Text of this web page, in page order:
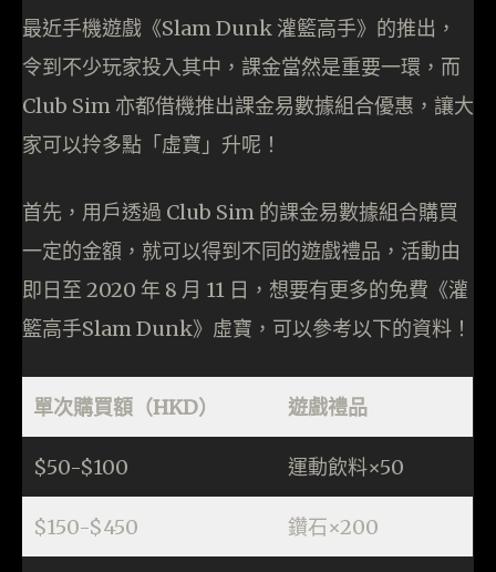
最近手機遊戲《Slam Dunk 灌籃高手》的推出，
令到不少玩家投入其中，課金當然是重要一環，而
Club Sim 亦都借機推出課金易數據組合優惠，讓大
家可以拎多點「虛寶」升呢！
首先，用戶透過 Club Sim 的課金易數據組合購買
一定的金額，就可以得到不同的遊戲禮品，活動由
即日至 2020 年 8 月 11 日，想要有更多的免費《灌
籃高手Slam Dunk》虛寶，可以參考以下的資料！
單次購買額（HKD） 遊戲禮品
$50-$100 運動飲料×50
$150-$450 鑽石×200